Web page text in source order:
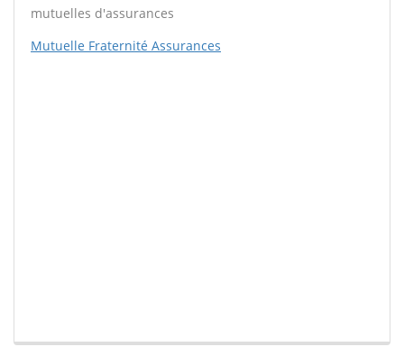
mutuelles d'assurances
Mutuelle Fraternité Assurances